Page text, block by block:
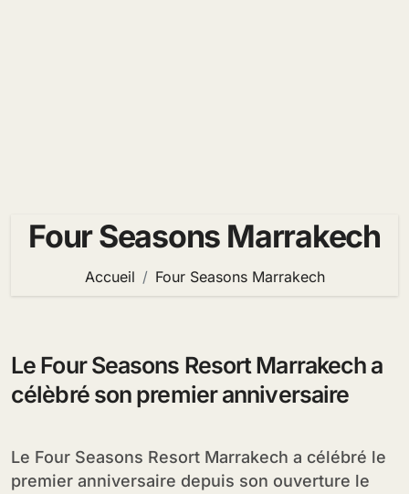
Four Seasons Marrakech
Accueil Four Seasons Marrakech
Le Four Seasons Resort Marrakech a
célèbré son premier anniversaire
Le Four Seasons Resort Marrakech a célébré le
premier anniversaire depuis son ouverture le